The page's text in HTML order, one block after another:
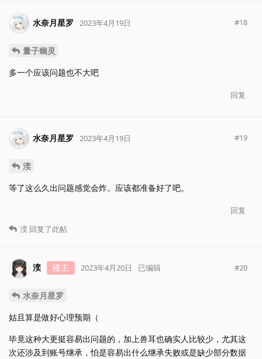
水奈月星罗 2023年4月19日 #18
量子幽灵
多一个应该问题也不大吧
回复
水奈月星罗 2023年4月19日 #19
湙
等了这么久出问题感觉会炸。应该都准备好了吧。
回复
湙 回复了此帖
湙 楼主 2023年4月20日 已编辑 #20
水奈月星罗
姑且算是做好心理预期（
毕竟这种大更挺容易出问题的，加上兽耳也确实人比较少，尤其这
次还涉及到账号继承，怕是容易出什么继承失败或是缺少部分数据